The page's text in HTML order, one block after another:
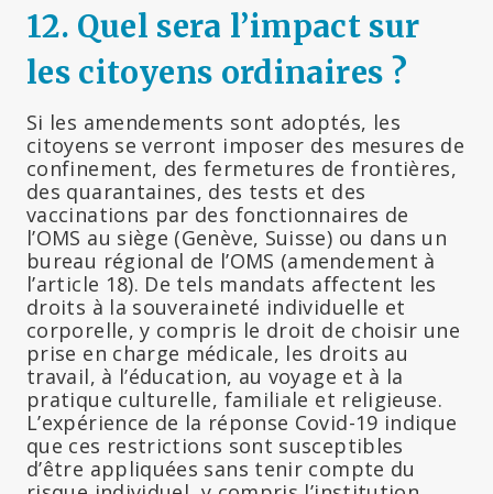
12. Quel sera l’impact sur
les citoyens ordinaires ?
Si les amendements sont adoptés, les
citoyens se verront imposer des mesures de
confinement, des fermetures de frontières,
des quarantaines, des tests et des
vaccinations par des fonctionnaires de
l’OMS au siège (Genève, Suisse) ou dans un
bureau régional de l’OMS (amendement à
l’article 18). De tels mandats affectent les
droits à la souveraineté individuelle et
corporelle, y compris le droit de choisir une
prise en charge médicale, les droits au
travail, à l’éducation, au voyage et à la
pratique culturelle, familiale et religieuse.
L’expérience de la réponse Covid-19 indique
que ces restrictions sont susceptibles
d’être appliquées sans tenir compte du